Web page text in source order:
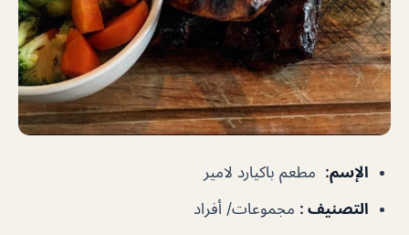
الإسم: مطعم باكيارد لامير
التصنيف : مجموعات/ أفراد